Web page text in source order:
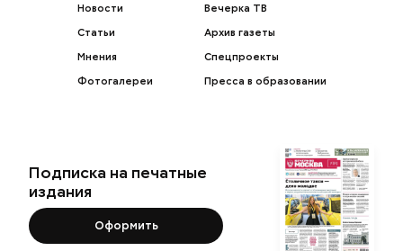
Новости
Статьи
Мнения
Фотогалереи
Вечерка ТВ
Архив газеты
Спецпроекты
Пресса в образовании
Подписка на печатные
издания
Оформить